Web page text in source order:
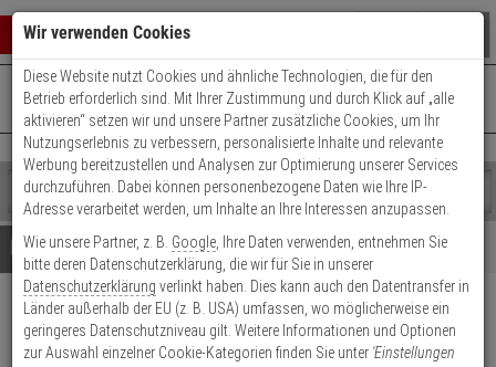
0 ARTIKEL IM WARENKORB
Ihr Warenkorb ist momentan leer.
Ergebnisse ()
Fertig
Shop
durchsuchen
Bitte
geben
Sie
mindestens
Zeichen
ein,
Es
wurde
noch
Kategorien
Suche
gestartet
+49 (0)821 899 493-0Mo. - Do.: 8:00 - 16:30 | Fr.: 8:00 - 14:00 Uhr
Kontaktservice nutzen
Details Beratung
Satel VERSA-MCU
Wir verwenden Cookies
Diese Website nutzt Cookies und ähnliche Technologien, die für den
Betrieb erforderlich sind. Mit Ihrer Zustimmung und durch Klick auf „alle
aktivieren“ setzen wir und unsere Partner zusätzliche Cookies, um Ihr
Nutzungserlebnis zu verbessern, personalisierte Inhalte und relevante
Werbung bereitzustellen und Analysen zur Optimierung unserer Services
durchzuführen. Dabei können personenbezogene Daten wie Ihre IP-
Adresse verarbeitet werden, um Inhalte an Ihre Interessen anzupassen.
Wie unsere Partner, z. B. Google , Ihre Daten verwenden, entnehmen Sie
bitte deren Datenschutzerklärung, die wir für Sie in unserer
Datenschutzerklärung verlinkt haben. Dies kann auch den Datentransfer in
Länder außerhalb der EU (z. B. USA) umfassen, wo möglicherweise ein
geringeres Datenschutzniveau gilt. Weitere Informationen und Optionen
zur Auswahl einzelner Cookie-Kategorien finden Sie unter 'Einstellungen